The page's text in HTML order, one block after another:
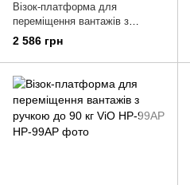
Візок-платформа для
переміщення вантажів з
ручкою до 137 кг ViO HP-
2 586 грн